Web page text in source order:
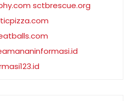
sctbrescue.org